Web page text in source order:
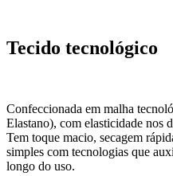
Tecido tecnológico
Confeccionada em malha
Elastano), com elasticidade nos
Tem toque macio, secagem
simples com tecnologias que
longo do uso.